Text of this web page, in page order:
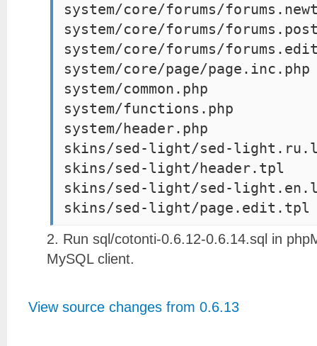
system/core/forums/
system/core/forums/
system/core/forums/
system/core/page/page.inc.php
system/common.php
system/functions.php
system/header.php
skins/sed-light/sed-
skins/sed-light/header.tpl
skins/sed-light/sed-
Run sql/cotonti-0.6.12-0.6.14.sql in
MySQL client.
View source changes from 0.6.13